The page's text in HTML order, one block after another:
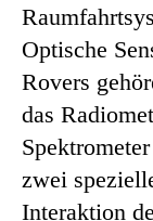
Optische
Rovers
das
zwei
Interaktion